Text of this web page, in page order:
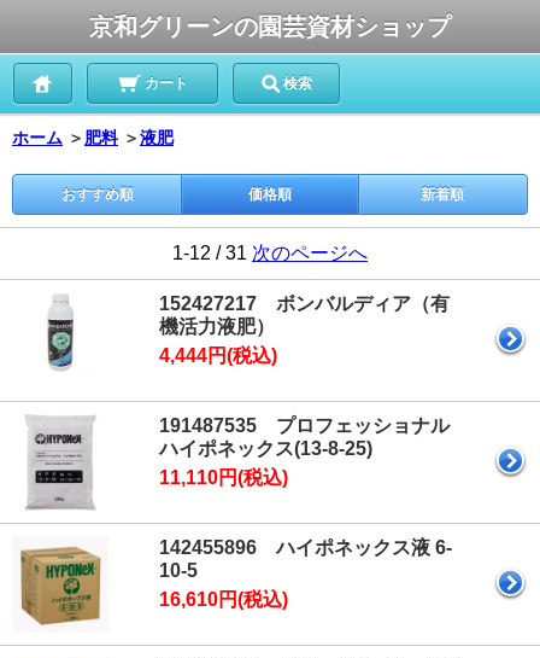
京和グリーンの園芸資材ショップ
カート 検索
ホーム ＞ 肥料 ＞液肥
おすすめ順 価格順 新着順
1-12 / 31 次のページへ
152427217 ボンバルディア（有
機活力液肥）
4,444円(税込)
191487535 プロフェッショナル
ハイポネックス(13-8-25)
11,110円(税込)
142455896 ハイポネックス液 6-
10-5
16,610円(税込)